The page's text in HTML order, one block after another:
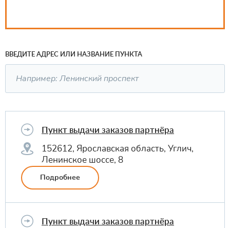
ВВЕДИТЕ АДРЕС ИЛИ НАЗВАНИЕ ПУНКТА
Пункт выдачи заказов партнёра
152612, Ярославская область, Углич,
Ленинское шоссе, 8
Подробнее
Пункт выдачи заказов партнёра